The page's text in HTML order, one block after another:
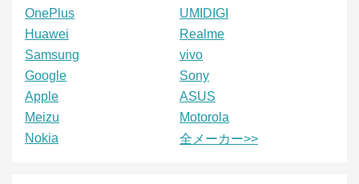
OnePlus
UMIDIGI
Huawei
Realme
Samsung
vivo
Google
Sony
Apple
ASUS
Meizu
Motorola
Nokia
全メーカー>>